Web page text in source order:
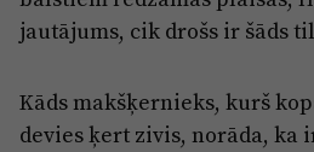
Jūrmala
jautājums, cik drošs ir šāds
Kāds makšķernieks, kurš
devies ķert zivis, norāda, ka